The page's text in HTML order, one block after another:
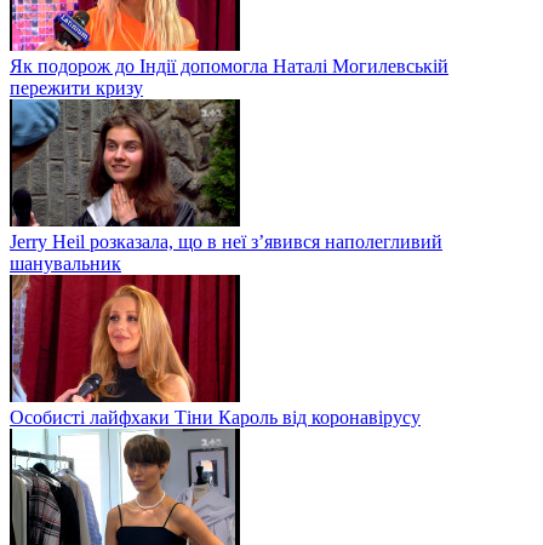
Як подорож до Індії допомогла Наталі Могилевській
пережити кризу
Jerry Heil розказала, що в неї з’явився наполегливий
шанувальник
Особисті лайфхаки Тіни Кароль від коронавірусу